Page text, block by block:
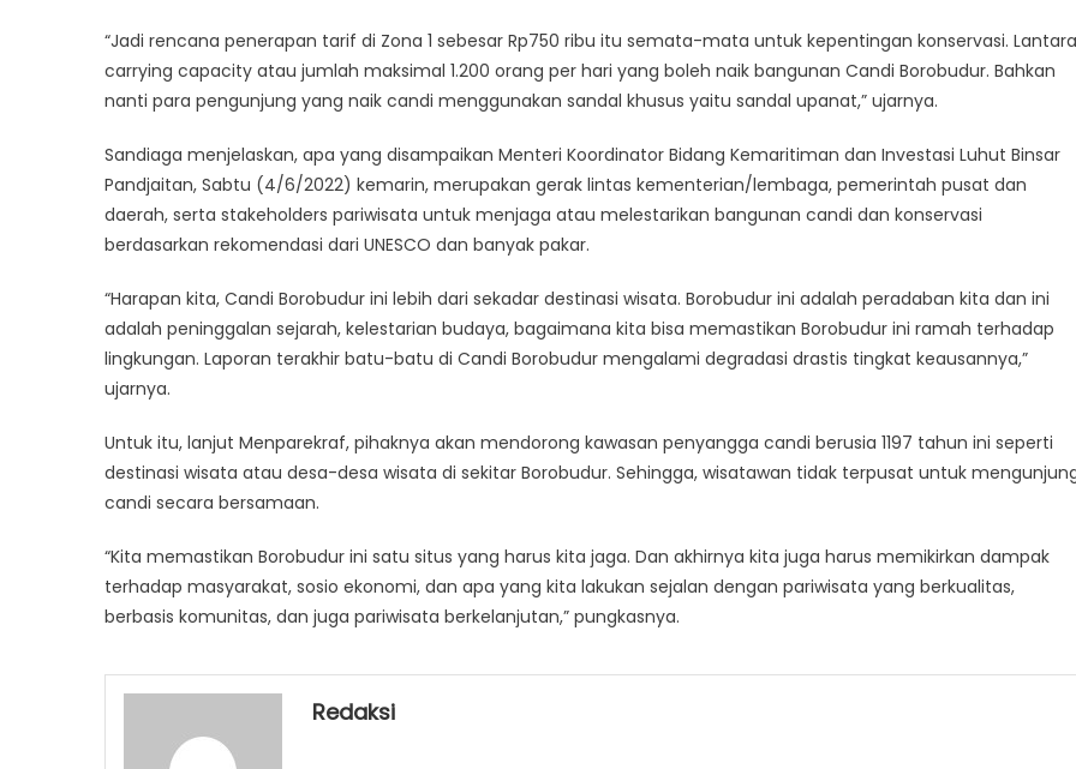
“Jadi rencana penerapan tarif di Zona 1 sebesar Rp750 ribu itu semata-mata untuk kepentingan konservasi.
carrying capacity atau jumlah maksimal 1.200 orang per hari yang boleh naik bangunan Candi Borobudur. Bahkan
nanti para pengunjung yang naik candi menggunakan sandal khusus yaitu sandal upanat,” ujarnya.
Sandiaga menjelaskan, apa yang disampaikan Menteri Koordinator Bidang Kemaritiman dan Investasi Luhut Binsar
Pandjaitan, Sabtu (4/6/2022) kemarin, merupakan gerak lintas kementerian/lembaga, pemerintah pusat dan
daerah, serta stakeholders pariwisata untuk menjaga atau melestarikan bangunan candi dan konservasi
berdasarkan rekomendasi dari UNESCO dan banyak pakar.
“Harapan kita, Candi Borobudur ini lebih dari sekadar destinasi wisata. Borobudur ini adalah peradaban kita dan ini
adalah peninggalan sejarah, kelestarian budaya, bagaimana kita bisa memastikan Borobudur ini ramah terhadap
lingkungan. Laporan terakhir batu-batu di Candi Borobudur mengalami degradasi drastis tingkat keausannya,”
ujarnya.
Untuk itu, lanjut Menparekraf, pihaknya akan mendorong kawasan penyangga candi berusia 1197 tahun ini seperti
destinasi wisata atau desa-desa wisata di sekitar Borobudur. Sehingga, wisatawan tidak terpusat untuk
candi secara bersamaan.
“Kita memastikan Borobudur ini satu situs yang harus kita jaga. Dan akhirnya kita juga harus memikirkan dampak
terhadap masyarakat, sosio ekonomi, dan apa yang kita lakukan sejalan dengan pariwisata yang berkualitas,
berbasis komunitas, dan juga pariwisata berkelanjutan,” pungkasnya.
Redaksi